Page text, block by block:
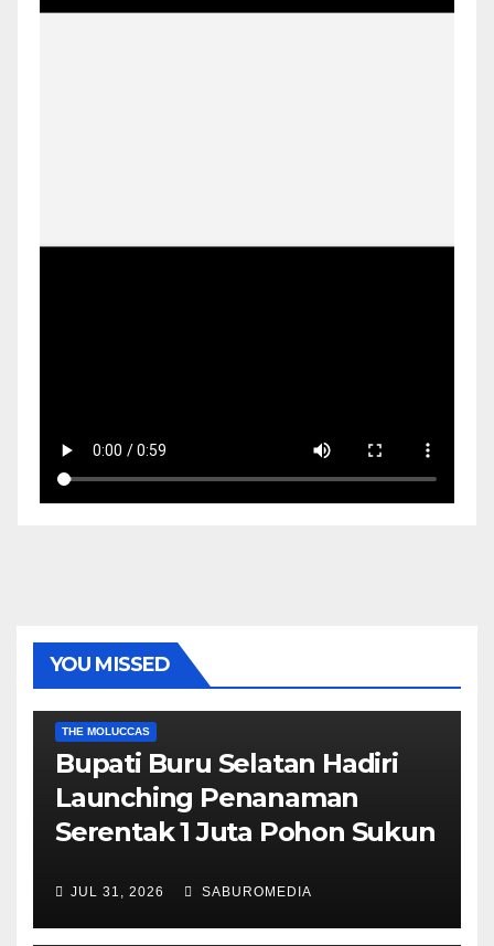
YOU MISSED
THE MOLUCCAS
Bupati Buru Selatan Hadiri
Launching Penanaman
Serentak 1 Juta Pohon Sukun
JUL 31, 2026 SABUROMEDIA
AMBON METRO JURNALISME AKTIVIS
POLITIK & PEMERINTAHAN